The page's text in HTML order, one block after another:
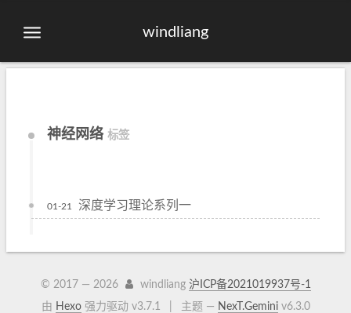
windliang
神经网络 标签
深度学习理论系列一
01-21
© 2017 — 2026 windliang 沪ICP备2021019937号-1
由 Hexo强力驱动 v3.7.1 主题 — NexT.Geminiv6.3.0